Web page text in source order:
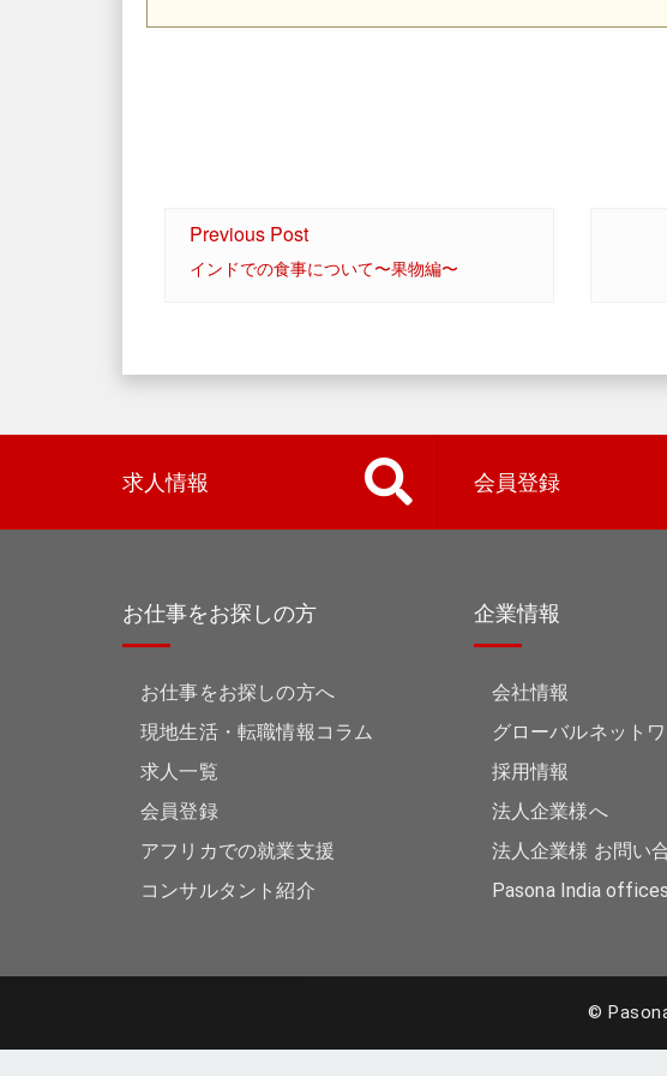
Previous Post
インドでの食事について〜果物編〜
求人情報 会員登録
お仕事をお探しの方
お仕事をお探しの方へ
現地生活・転職情報コラム
求人一覧
会員登録
アフリカでの就業支援
コンサルタント紹介
企業情報
会社情報
グローバルネット
採用情報
法人企業様へ
法人企業様 お問い
Pasona India
©